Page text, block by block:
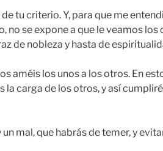
tu criterio. Y, para que me
no se expone a que le veamos los
de nobleza y hasta de
améis los unos a los otros. En
la carga de los otros, y así
mal, que habrás de temer, y